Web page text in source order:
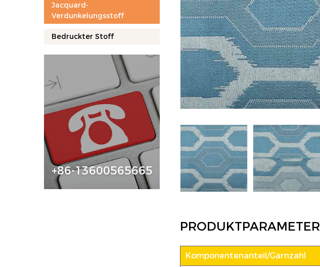
Jacquard-
Verdunkelungsstoff
Bedruckter Stoff
+86-13600565665
PRODUKTPARAMETER
Komponentenanteil/Garnzahl